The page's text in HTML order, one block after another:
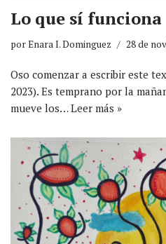
Lo que sí funciona
porEnara I. Dominguez 28 de
Oso comenzar a escribir este
2023). Es temprano por la
mueve los…Leer más »